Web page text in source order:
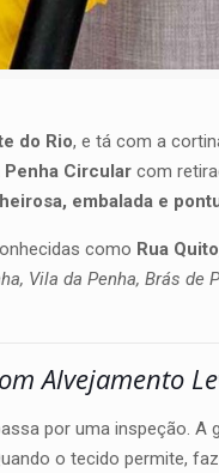
do Rio, e tá com a
Circular com
embalada e
como Rua
Vila da Penha, Brás de
Alvejamento
por uma inspeção. A
o tecido permite,